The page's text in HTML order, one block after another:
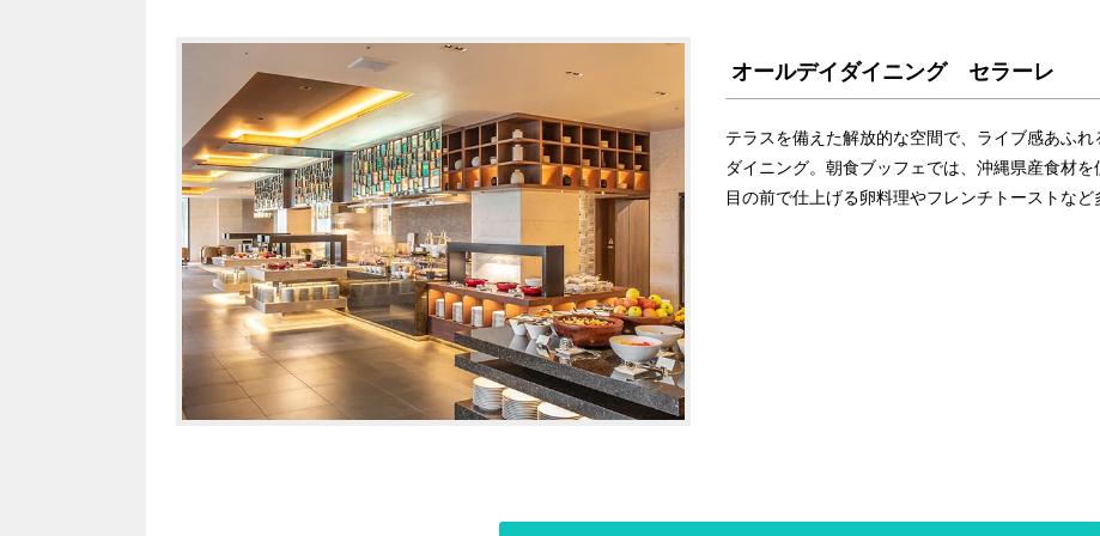
オールデイダイニング セラーレ
テラスを備えた解放的な空間で、ライブ感あふ
ダイニング。朝食ブッフェでは、沖縄県産食材
目の前で仕上げる卵料理やフレンチトーストな